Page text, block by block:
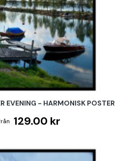
EVENING - HARMONISK POSTER
129.00 kr